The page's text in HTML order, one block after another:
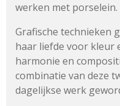
werken met porselein.
Grafische technieken
haar liefde voor kleur
harmonie en
combinatie van deze
dagelijkse werk